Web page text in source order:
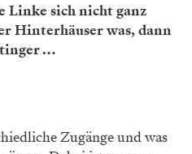
Linke sich nicht ganz
Hinterhäuser was, dann
…
Zugänge und was